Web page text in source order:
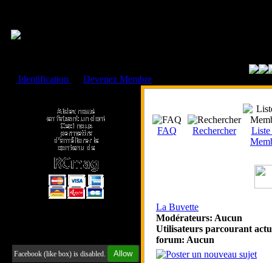
Identification
Devenez Membre
Facebook (like box) is disabled. Allow
FAQ Rechercher
Liste
La Buvette
Modérateurs: Aucun
Utilisateurs parcourant
forum: Aucun